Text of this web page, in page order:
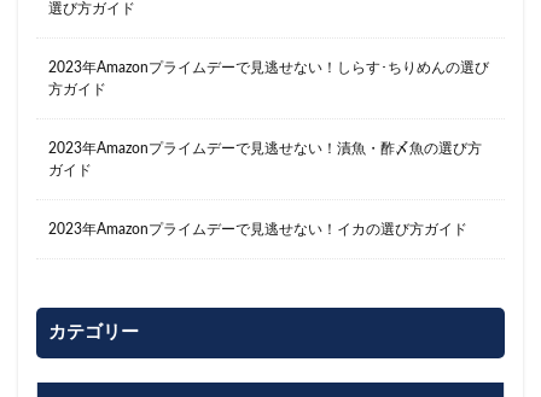
選び方ガイド
2023年Amazonプライムデーで見逃せない！しらす･ちりめんの選び
方ガイド
2023年Amazonプライムデーで見逃せない！漬魚・酢〆魚の選び方
ガイド
2023年Amazonプライムデーで見逃せない！イカの選び方ガイド
カテゴリー